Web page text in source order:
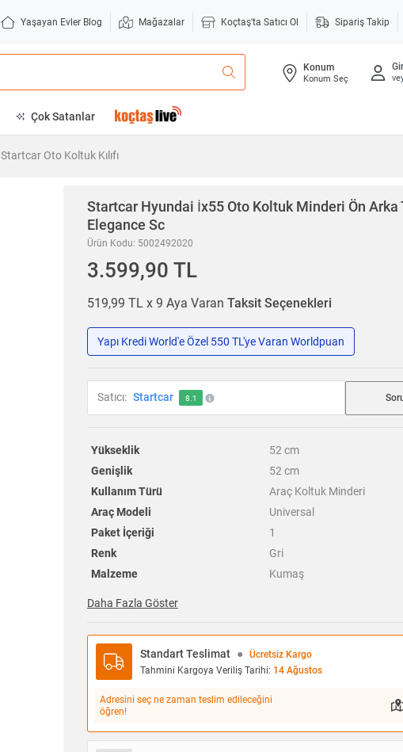
Yaşayan Evler Blog Mağazalar Koçtaş'ta Satıcı Ol Sipariş Takip
Konum
Konum Seç
Çok Satanlar
Startcar Oto Koltuk Kılıfı
Startcar Hyundai İx55 Oto Koltuk Minderi Ön Arka
Elegance Sc
Ürün Kodu: 5002492020
3.599,90 TL
519,99 TL x 9 Aya Varan Taksit Seçenekleri
Yapı Kredi World'e Özel 550 TL'ye Varan Worldpuan
Satıcı: Startcar 8.1
Yükseklik 52 cm
Genişlik
52 cm
Kullanım Türü
Araç Koltuk Minderi
Araç Modeli
Universal
Paket İçeriği
1
Renk
Gri
Malzeme
Kumaş
Daha Fazla Göster
Standart Teslimat ●
Ücretsiz Kargo
Tahmini Kargoya Veriliş Tarihi: 14 Ağustos
Adresini seç ne zaman teslim edileceğini
öğren!